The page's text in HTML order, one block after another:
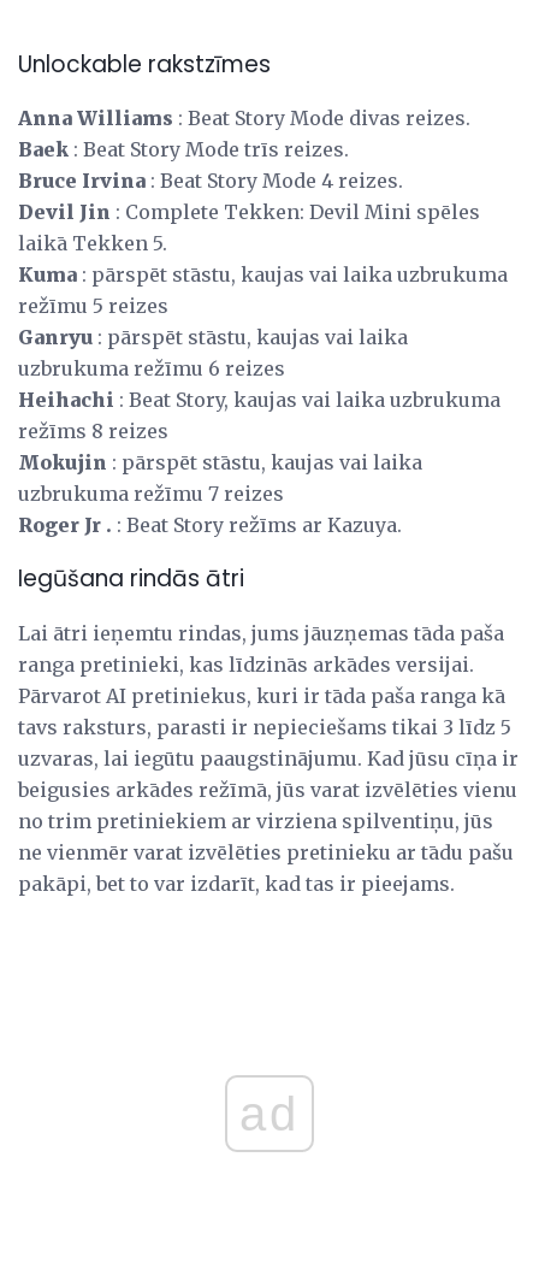
Unlockable rakstzīmes
Anna Williams : Beat Story Mode divas reizes.
Baek : Beat Story Mode trīs reizes.
Bruce Irvina : Beat Story Mode 4 reizes.
Devil Jin : Complete Tekken: Devil Mini spēles
laikā Tekken 5.
Kuma : pārspēt stāstu, kaujas vai laika uzbrukuma
režīmu 5 reizes
Ganryu : pārspēt stāstu, kaujas vai laika
uzbrukuma režīmu 6 reizes
Heihachi : Beat Story, kaujas vai laika uzbrukuma
režīms 8 reizes
Mokujin : pārspēt stāstu, kaujas vai laika
uzbrukuma režīmu 7 reizes
Roger Jr . : Beat Story režīms ar Kazuya.
Iegūšana rindās ātri
Lai ātri ieņemtu rindas, jums jāuzņemas tāda paša
ranga pretinieki, kas līdzinās arkādes versijai.
Pārvarot AI pretiniekus, kuri ir tāda paša ranga kā
tavs raksturs, parasti ir nepieciešams tikai 3 līdz 5
uzvaras, lai iegūtu paaugstinājumu. Kad jūsu cīņa ir
beigusies arkādes režīmā, jūs varat izvēlēties vienu
no trim pretiniekiem ar virziena spilventiņu, jūs
ne vienmēr varat izvēlēties pretinieku ar tādu pašu
pakāpi, bet to var izdarīt, kad tas ir pieejams.
ad